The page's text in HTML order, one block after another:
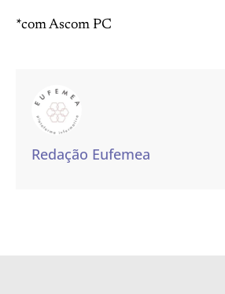
*com Ascom PC
Redação Eufemea